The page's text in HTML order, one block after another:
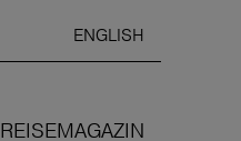
Ausgewählte
Sprache:
DEUTSCH
ENGLISH
REISEMAGAZIN